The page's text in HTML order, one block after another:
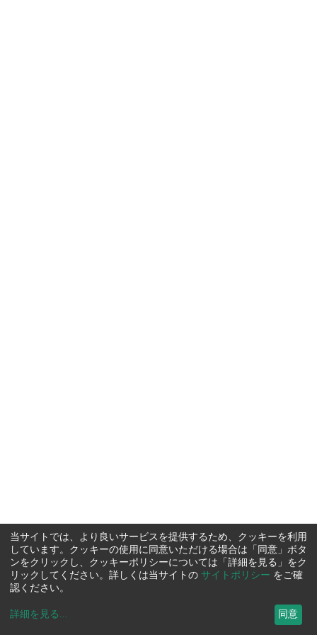
当サイトでは、より良いサービスを提供するため、クッキーを利用
しています。クッキーの使用に同意いただける場合は「同意」ボタ
ンをクリックし、クッキーポリシーについては「詳細を見る」をク
リックしてください。詳しくは当サイトの サイトポリシー をご確
認ください。
詳細を見る ... 同意